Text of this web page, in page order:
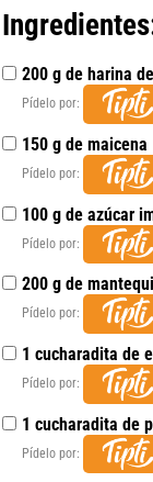
200 g de harina
Pídelo por:
150 g de maicena
Pídelo por:
100 g de azúcar
Pídelo por:
200 g de
Pídelo por:
1 cucharadita de
Pídelo por:
1 cucharadita de
Pídelo por: